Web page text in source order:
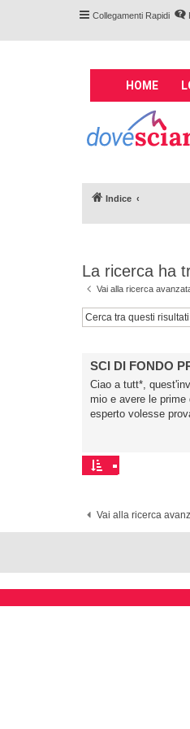
Collegamenti Rapidi
M
n
n
v
i
g
i
o
n
HOME
Indice
La ricerca ha
Vai alla ricerca
SCI DI FONDO
Ciao a tutt*,
mio e avere le
esperto volesse
Vai alla ricerca